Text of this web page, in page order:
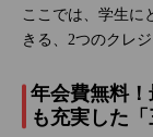
ここでは、学生に
きる、2つのクレ
年会費無料
も充実した「